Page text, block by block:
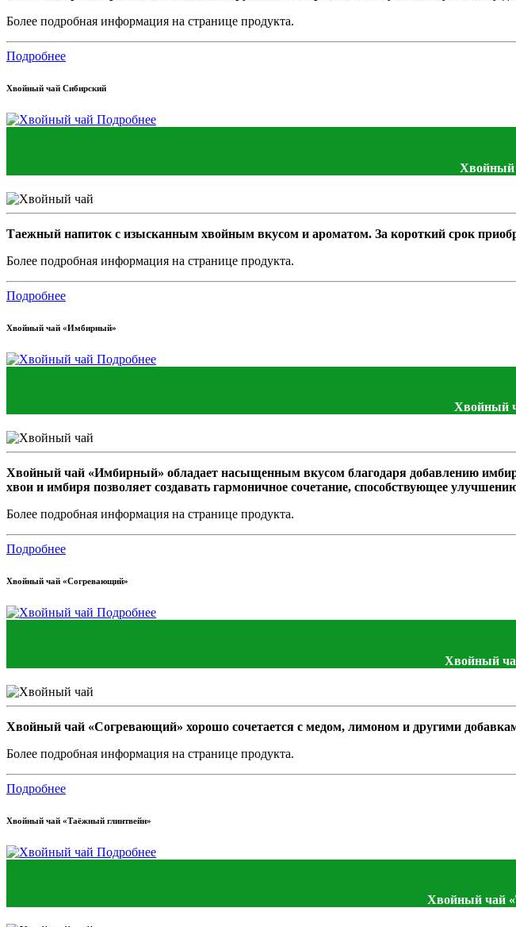
Более подробная информация на странице продукта.
Подробнее
Хвойный чай Сибирский
Подробнее
Хвойный
Таежный напиток с изысканным хвойным вкусом и ароматом. За короткий срок
Более подробная информация на странице продукта.
Подробнее
Хвойный чай «Имбирный»
Подробнее
Хвойный
Хвойный чай «Имбирный» обладает насыщенным вкусом благодаря добавлению
хвои и имбиря позволяет создавать гармоничное сочетание, способствующее
Более подробная информация на странице продукта.
Подробнее
Хвойный чай «Согревающий»
Подробнее
Хвойный
Хвойный чай «Согревающий» хорошо сочетается с медом, лимоном и другими
Более подробная информация на странице продукта.
Подробнее
Хвойный чай «Таёжный глинтвейн»
Подробнее
Хвойный чай